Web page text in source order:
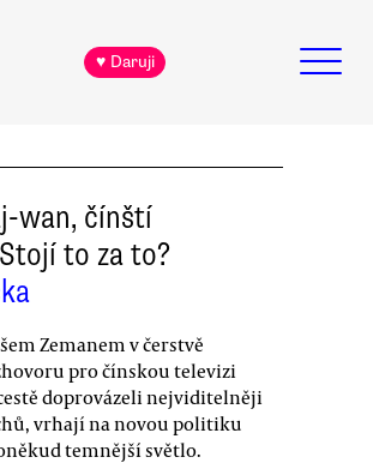
♥ Daruji
wan, čínští
to za to?
Zemanem v čerstvě
pro čínskou televizi
doprovázeli nejviditelněji
vrhají na novou politiku
temnější světlo.